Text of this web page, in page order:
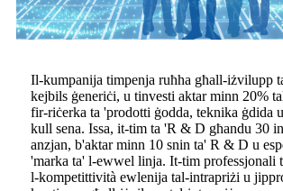
Il-kumpanija timpenja ruħha għall-iżvilupp
kejbils ġeneriċi, u tinvesti aktar minn 20%
fir-riċerka ta 'prodotti ġodda, teknika ġdida
kull sena. Issa, it-tim ta 'R & D għandu 30
anzjan, b'aktar minn 10 snin ta' R & D u
'marka ta' l-ewwel linja. It-tim professjonali
l-kompetittività ewlenija tal-intrapriżi u